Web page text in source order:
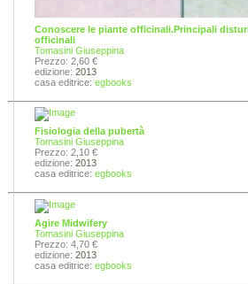
Conoscere le piante officinali.Principali
officinali
Tomasini Giuseppina
Prezzo: 2,60 €
edizione: 2013
casa editrice: egbooks
Fisiologia della pubertà
Tomasini Giuseppina
Prezzo: 2,10 €
edizione: 2013
casa editrice: egbooks
Agire Midwifery
Tomasini Giuseppina
Prezzo: 4,70 €
edizione: 2013
casa editrice: egbooks